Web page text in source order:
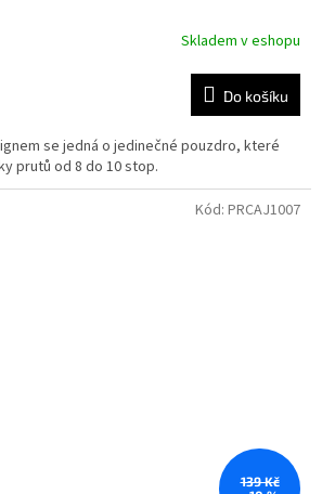
Skladem v eshopu
Do košíku
se jedná o jedinečné pouzdro, které
prutů od 8 do 10 stop.
139 Kč
Kód: PRCAJ1007